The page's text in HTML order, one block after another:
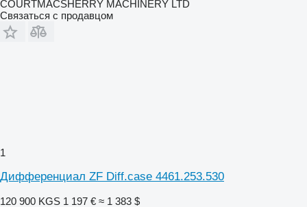
COURTMACSHERRY MACHINERY LTD
Связаться с продавцом
1
Дифференциал ZF Diff.case 4461.253.530
120 900 KGS 1 197 € ≈ 1 383 $